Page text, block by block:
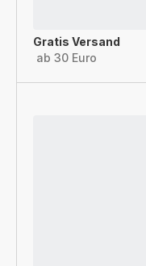
Gratis Versand
ab 30 Euro